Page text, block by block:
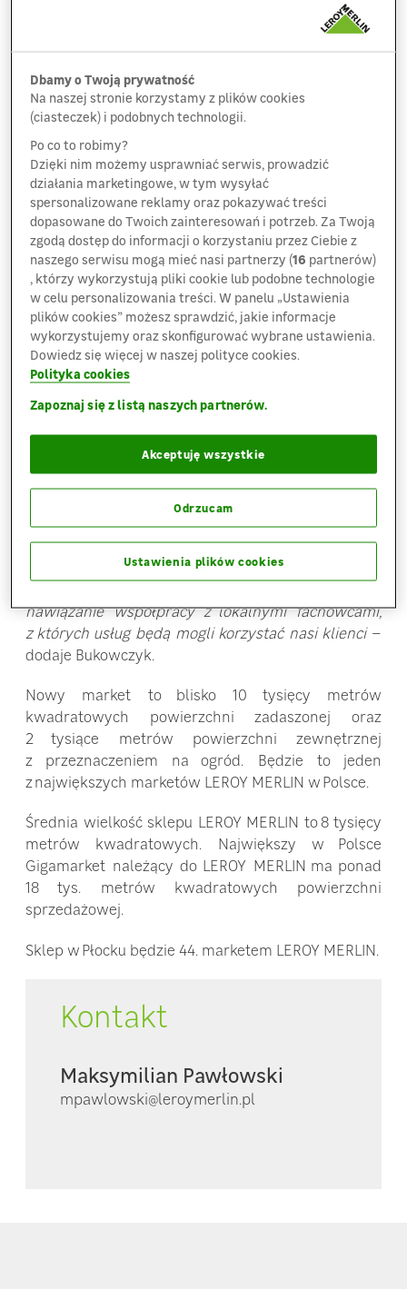
W 2013 r. w ogólnopolskiej sieci marketów
budowlano-dekoracyjnych spod znaku zielonego
trójkąta przybędzie nowa lokalizacja. Jest nią
miasto Płock, w którym LEROY MERLIN otworzy
nowy obiekt o powierzchni handlowej sięgającej
10 tysięcy metrów kwadratowych. Będzie to jeden
z największych marketów sieci w Polsce.
Sklep powstanie wraz z innymi obiektem
handlowym w pobliżu trasy Księdza Jerzego
Popiełuszki. Market zajmie działkę o powierzchni
blisko 5 ha. Do dyspozycji klientów przewidziano
550 miejsc parkingowych.
Nowy sklep to nowe miejsca pracy. W markecie
zatrudnienie znajdzie około 150 osób. Niebawem
rozpocznie się rekrutacja na stanowiska
kierowników działów. Rekrutacja na pozostałe
stanowiska ruszy wiosną 2013 r.
–Będziemy wtedy poszukiwali osób na stanowiska
doradcy handlowego, kasjera i kasjerki, a także
pracowników do działu obsługi klienta, przyjęcia
towaru i administracji– mówi Paweł Bukowczyk,
dyrektor przyszłego sklepu w Płocku. Nowe miejsca
pracy powstaną także poza samym sklepem. –
LEROY MERLIN to nie tylko handel, ale także usługi,
nawiązanie współpracy z lokalnymi fachowcami,
z których usług będą mogli korzystać nasi klienci–
dodaje Bukowczyk.
Nowy market to blisko 10 tysięcy metrów
kwadratowych powierzchni zadaszonej oraz
2 tysiące metrów powierzchni zewnętrznej
z przeznaczeniem na ogród. Będzie to jeden
z największych marketów LEROY MERLIN w Polsce.
Średnia wielkość sklepu LEROY MERLIN to 8 tysięcy
metrów kwadratowych. Największy w Polsce
Gigamarket należący do LEROY MERLIN ma ponad
18 tys. metrów kwadratowych powierzchni
sprzedażowej.
Sklep w Płocku będzie 44. marketem LEROY MERLIN.
Kontakt
Maksymilian Pawłowski
mpawlowski@leroymerlin.pl
Dbamy o Twoją prywatność
Na naszej stronie korzystamy z plików cookies
(ciasteczek) i podobnych technologii.
Po co to robimy?
Dzięki nim możemy usprawniać serwis, prowadzić
działania marketingowe, w tym wysyłać
spersonalizowane reklamy oraz pokazywać treści
dopasowane do Twoich zainteresowań i potrzeb. Za Twoją
zgodą dostęp do informacji o korzystaniu przez Ciebie z
naszego serwisu mogą mieć nasi partnerzy (16 partnerów)
, którzy wykorzystują pliki cookie lub podobne technologie
w celu personalizowania treści. W panelu „Ustawienia
plików cookies” możesz sprawdzić, jakie informacje
wykorzystujemy oraz skonfigurować wybrane ustawienia.
Dowiedz się więcej w naszej polityce cookies.
Polityka cookies
Zapoznaj się z listą naszych partnerów.
Ustawienia plików cookies
Odrzucam
Akceptuję wszystkie